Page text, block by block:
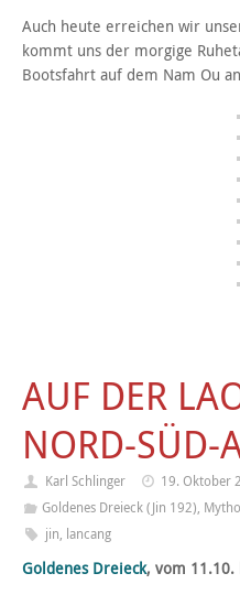
Auch heute erreichen wir
kommt uns der morgige
Bootsfahrt auf dem Nam Ou
AUF DER
NORD-SÜD-
Karl Schlinger
19. Oktober
Goldenes Dreieck (Jin 192),
jin, lancang
Goldenes Dreieck, vom 11.10.